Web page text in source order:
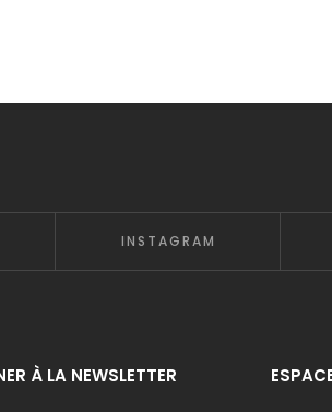
INSTAGRAM
À LA NEWSLETTER